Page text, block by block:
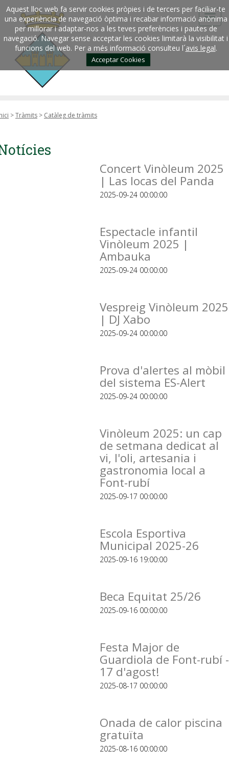
Aquest lloc web fa servir cookies pròpies i de tercers per faciliar-te
una experiència de navegació òptima i recabar informació anònima
per millorar i adaptar-nos a les teves preferències i pautes de
navegació. Navegar sense acceptar les cookies limitarà la visibilitat i
funcions del web. Per a més informació consulteu l´avis legal.
Acceptar Cookies
>Tràmits > Catàleg de tràmits
Concert Vinòleum 2025
| Las locas del Panda
2025-09-24 00:00:00
Espectacle infantil
Vinòleum 2025 |
Ambauka
2025-09-24 00:00:00
Vespreig Vinòleum 2025
| DJ Xabo
2025-09-24 00:00:00
Prova d'alertes al mòbil
del sistema ES-Alert
2025-09-24 00:00:00
Vinòleum 2025: un cap
de setmana dedicat al
vi, l'oli, artesania i
gastronomia local a
Font-rubí
2025-09-17 00:00:00
Escola Esportiva
Municipal 2025-26
2025-09-16 19:00:00
Beca Equitat 25/26
2025-09-16 00:00:00
Festa Major de
Guardiola de Font-rubí -
17 d'agost!
2025-08-17 00:00:00
Onada de calor piscina
gratuïta
2025-08-16 00:00:00